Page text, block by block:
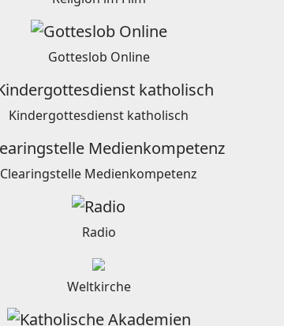
Gotteslob Online
Kindergottesdienst katholisch
Clearingstelle Medienkompetenz
Radio
Weltkirche